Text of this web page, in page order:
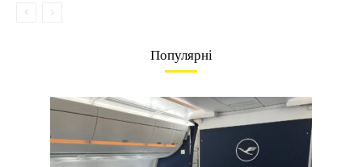
Популярні